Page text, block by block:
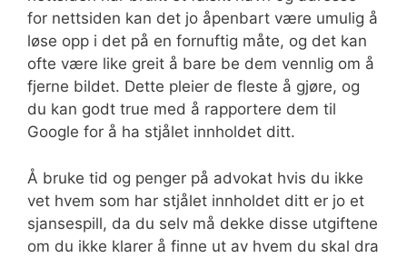
for nettsiden kan det jo åpenbart være umulig å
løse opp i det på en fornuftig måte, og det kan
ofte være like greit å bare be dem vennlig om å
fjerne bildet. Dette pleier de fleste å gjøre, og
du kan godt true med å rapportere dem til
Google for å ha stjålet innholdet ditt.
Å bruke tid og penger på advokat hvis du ikke
vet hvem som har stjålet innholdet ditt er jo et
sjansespill, da du selv må dekke disse utgiftene
om du ikke klarer å finne ut av hvem du skal dra